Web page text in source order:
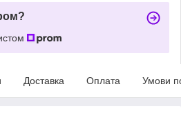
Доставка Оплата Умови